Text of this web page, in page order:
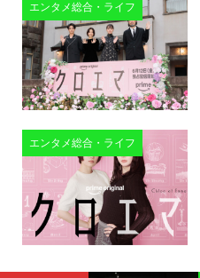
エンタメ総合・ライフ
エンタメ総合・ライフ